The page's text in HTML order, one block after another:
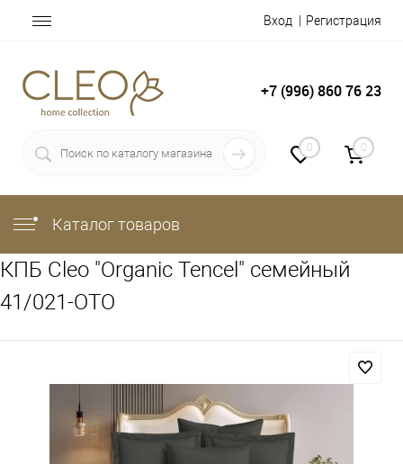
Вход Регистрация
+7 (996) 860 76 23
0 0
Каталог товаров
КПБ Cleo "Organic Tencel" семейный
41/021-OTO